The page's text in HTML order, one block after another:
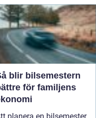
blir bilsemestern
för familjens